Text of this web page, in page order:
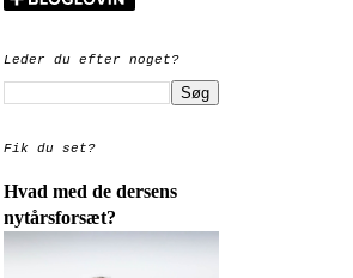
Leder du efter noget?
Fik du set?
Hvad med de dersens
nytårsforsæt?